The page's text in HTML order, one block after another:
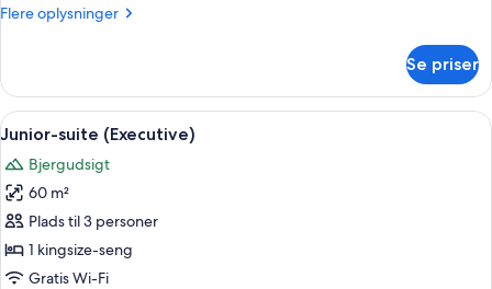
Flere oplysninger
Flere
suite
Se priser
Indlæs
alle
billeder
af
Junior-
suite
(Executive)
Junior-suite (Executive) | Premium-
21
Junior-suite (Executive)
Bjergudsigt
60 m²
Plads til 3 personer
1 kingsize-seng
Gratis Wi-Fi